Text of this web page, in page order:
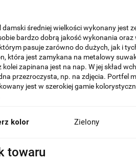
damski średniej wielkości wykonany jest
bardzo dobrą jakość wykonania
pasuje zarówno do dużych, jak i
która jest zamykana na metalowy
kolei zapinana jest na nap. W jej skład
przezroczysta, np. na zdjęcia. Portfel
jest w szerokiej gamie
kolor Zielony
towaru